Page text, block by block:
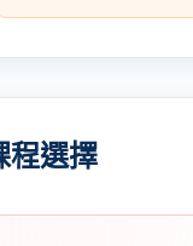
程選擇